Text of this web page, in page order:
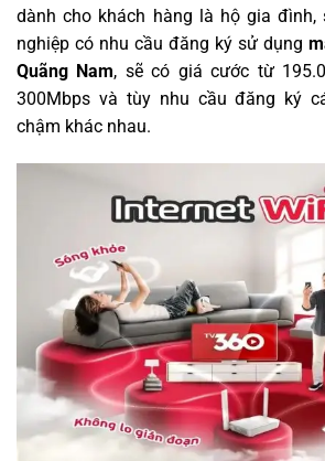
dành cho khách hàng là hộ gia đình,
nghiệp có nhu cầu đăng ký sử dụng
Quãng Nam, sẽ có giá cước từ
300Mbps và tùy nhu cầu đăng ký
chậm khác nhau.